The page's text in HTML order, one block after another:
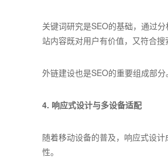
关键词研究是SEO的基础，通过
站内容既对用户有价值，又符合搜
外链建设也是SEO的重要组成部
4. 响应式设计与多设备适配
随着移动设备的普及，响应式设
性。